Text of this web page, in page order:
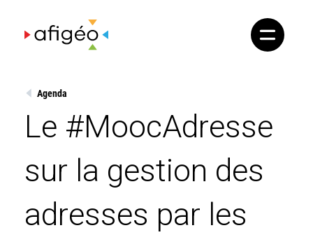
content
Agenda
Le #MoocAdresse
sur la gestion des
adresses par les